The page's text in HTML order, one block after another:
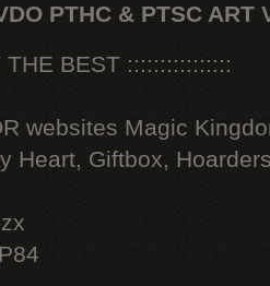
PTHC & PTSC ART
THE BEST ::::::::::::::::
websites Magic
Heart, Giftbox,